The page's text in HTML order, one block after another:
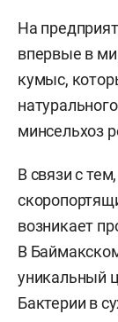
На
впервые в
кумыс,
минсельхоз
В связи с
возникает
В
уникальный
Бактерии в